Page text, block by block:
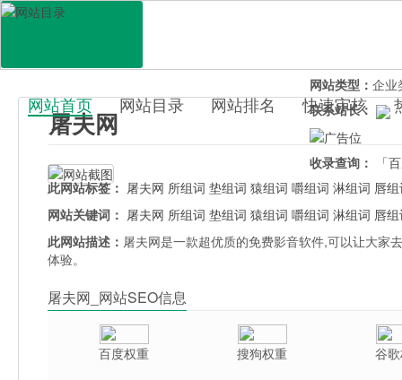
百科目录
网站首页 网站目录 网站排名 快速审核
屠夫网
网站类型： 企业
联系站长：
收录查询：
「
此网站标签： 屠夫网 所组词 垫组词 猿组词 嚼组词 淋组词 唇
网站关键词： 屠夫网 所组词 垫组词 猿组词 嚼组词 淋组词 唇
此网站描述： 屠夫网是一款超优质的免费影音软件,可以让大家
体验。
屠夫网_网站SEO信息
百度权重 搜狗权重 谷